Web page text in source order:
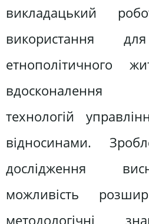
викладацький
використання
етнополітичного
вдосконалення
технологій
відносинами.
дослідження
можливість
методологічні